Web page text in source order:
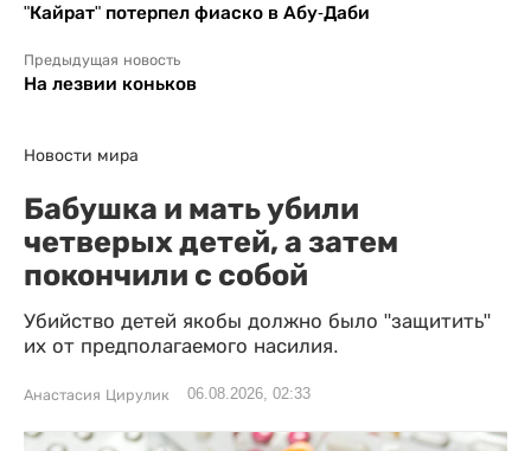
"Кайрат" потерпел фиаско в Абу-Даби
Предыдущая новость
На лезвии коньков
Новости мира
Бабушка и мать убили
четверых детей, а затем
покончили с собой
Убийство детей якобы должно было "защитить"
их от предполагаемого насилия.
Анастасия Цирулик 06.08.2026, 02:33